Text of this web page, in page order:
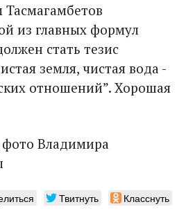
из главных формул
стать тезис
земля, чистая вода -
отношений”. Хорошая
Владимира
Твитнуть Класснуть